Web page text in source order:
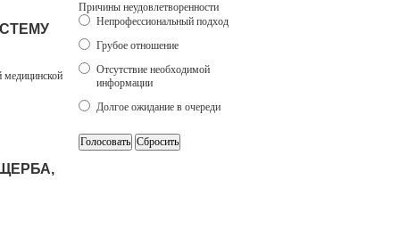
медицинской
Причины неудовлетворенности
Непрофессиональный подход
Грубое отношение
Отсутствие необходимой
информации
Долгое ожидание в очереди